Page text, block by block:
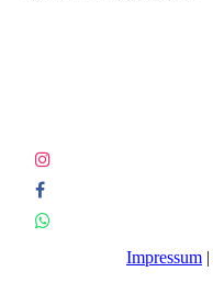
Impressum |